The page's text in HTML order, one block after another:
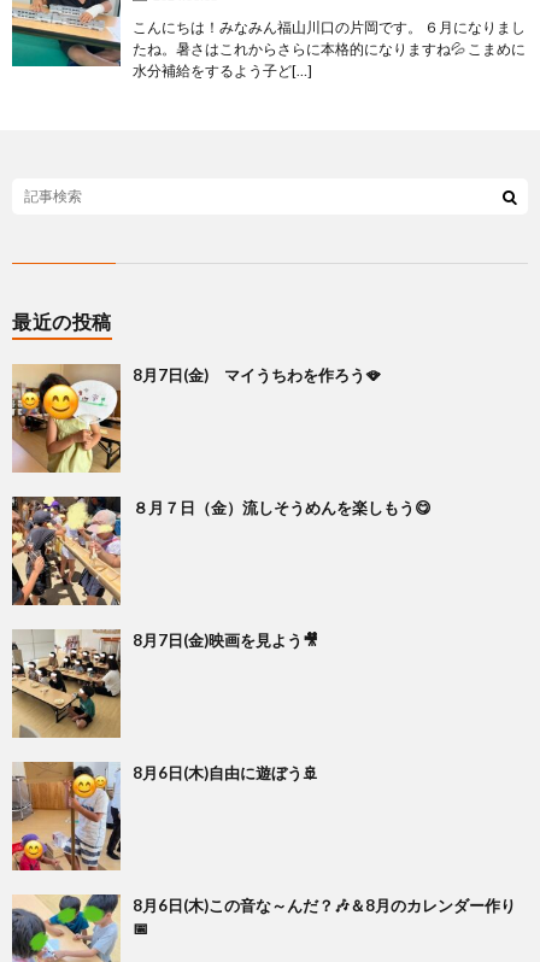
こんにちは！みなみん福山川口の片岡です。 ６月になりまし
たね。暑さはこれからさらに本格的になりますね💦 こまめに
水分補給をするよう子ど[…]
最近の投稿
8月7日(金) マイうちわを作ろう🪭
８月７日（金）流しそうめんを楽しもう😋
8月7日(金)映画を見よう🎥
8月6日(木)自由に遊ぼう🚢
8月6日(木)この音な～んだ？🎶＆8月のカレンダー作り
📅